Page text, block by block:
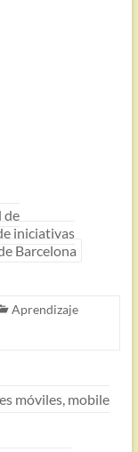
de
iniciativas
Barcelona
Aprendizaje
móviles, mobile